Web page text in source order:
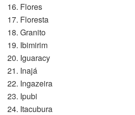
16. Flores
17. Floresta
18. Granito
19. Ibimirim
20. Iguaracy
21. Inajá
22. Ingazeira
23. Ipubi
24. Itacubura